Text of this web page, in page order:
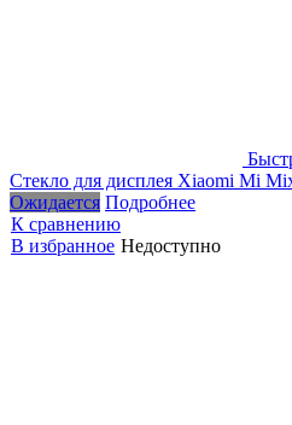
Стекло для дисплея Xiaomi Mi
Ожидается Подробнее
К сравнению
В избранное Недоступно